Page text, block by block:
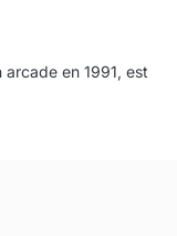
en 1991, est